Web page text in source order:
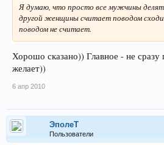
Я думаю, что просто все мужчины
другой женщины считает поводом
поводом не считает.
Хорошо сказано)) Главное - не сразу
желает))
6 апр 2010
ЭполеТ
Пользователи